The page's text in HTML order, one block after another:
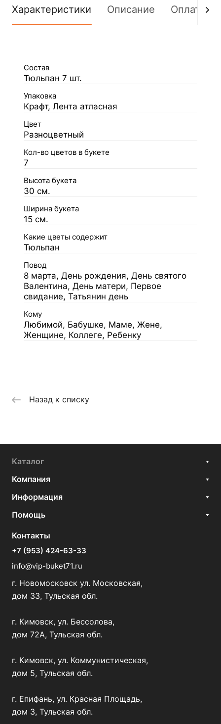
Характеристики Описание Оплата
Состав
Тюльпан 7 шт.
Упаковка
Крафт, Лента атласная
Цвет
Разноцветный
Кол-во цветов в букете
7
Высота букета
30 см.
Ширина букета
15 см.
Какие цветы содержит
Тюльпан
Повод
8 марта, День рождения, День святого
Валентина, День матери, Первое
свидание, Татьянин день
Кому
Любимой, Бабушке, Маме, Жене,
Женщине, Коллеге, Ребенку
Назад к списку
Каталог
Компания
Информация
Помощь
Контакты
+7 (953) 424-63-33
info@vip-buket71.ru
г. Новомосковск ул. Московская,
дом 33, Тульская обл.
г. Кимовск, ул. Бессолова,
дом 72А, Тульская обл.
г. Кимовск, ул. Коммунистическая,
дом 5, Тульская обл.
г. Епифань, ул. Красная Площадь,
дом 3, Тульская обл.